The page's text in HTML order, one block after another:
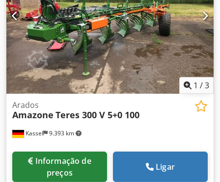
1 /3
Kassel 9.393 km
Arados
Amazone Teres 300 V 5+0 100
preços
Ligar